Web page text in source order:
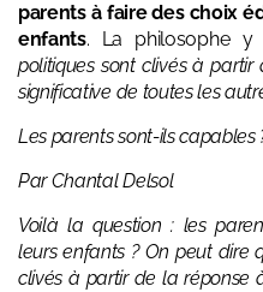
parents à faire des choix
enfants. La philosophe
politiques sont clivés à
significative de toutes les
Les parents sont-ils capables
Par Chantal Delsol
Voilà la question : les
leurs enfants ? On peut dire
clivés à partir de la réponse